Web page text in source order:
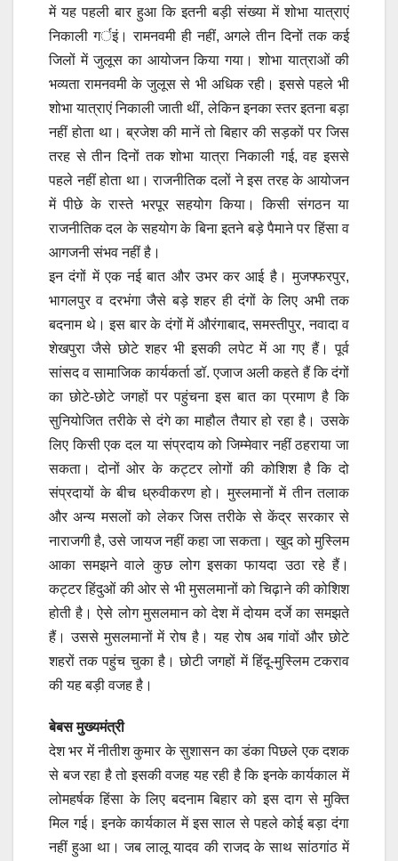
में यह पहली बार हुआ कि इतनी बड़ी संख्या में शोभा यात्राएं
निकाली गर्इं। रामनवमी ही नहीं, अगले तीन दिनों तक कई
जिलों में जुलूस का आयोजन किया गया। शोभा यात्राओं की
भव्यता रामनवमी के जुलूस से भी अधिक रही। इससे पहले भी
शोभा यात्राएं निकाली जाती थीं, लेकिन इनका स्तर इतना बड़ा
नहीं होता था। ब्रजेश की मानें तो बिहार की सड़कों पर जिस
तरह से तीन दिनों तक शोभा यात्रा निकाली गई, वह इससे
पहले नहीं होता था। राजनीतिक दलों ने इस तरह के आयोजन
में पीछे के रास्ते भरपूर सहयोग किया। किसी संगठन या
राजनीतिक दल के सहयोग के बिना इतने बड़े पैमाने पर हिंसा व
आगजनी संभव नहीं है।
इन दंगों में एक नई बात और उभर कर आई है। मुजफ्फरपुर,
भागलपुर व दरभंगा जैसे बड़े शहर ही दंगों के लिए अभी तक
बदनाम थे। इस बार के दंगों में औरंगाबाद, समस्तीपुर, नवादा व
शेखपुरा जैसे छोटे शहर भी इसकी लपेट में आ गए हैं। पूर्व
सांसद व सामाजिक कार्यकर्ता डॉ. एजाज अली कहते हैं कि दंगों
का छोटे-छोटे जगहों पर पहुंचना इस बात का प्रमाण है कि
सुनियोजित तरीके से दंगे का माहौल तैयार हो रहा है। उसके
लिए किसी एक दल या संप्रदाय को जिम्मेवार नहीं ठहराया जा
सकता। दोनों ओर के कट्टर लोगों की कोशिश है कि दो
संप्रदायों के बीच ध्रुवीकरण हो। मुस्लमानों में तीन तलाक
और अन्य मसलों को लेकर जिस तरीके से केंद्र सरकार से
नाराजगी है, उसे जायज नहीं कहा जा सकता। खुद को मुस्लिम
आका समझने वाले कुछ लोग इसका फायदा उठा रहे हैं।
कट्टर हिंदुओं की ओर से भी मुसलमानों को चिढ़ाने की कोशिश
होती है। ऐसे लोग मुसलमान को देश में दोयम दर्जे का समझते
हैं। उससे मुसलमानों में रोष है। यह रोष अब गांवों और छोटे
शहरों तक पहुंच चुका है। छोटी जगहों में हिंदू-मुस्लिम टकराव
की यह बड़ी वजह है।
बेबस मुख्यमंत्री
देश भर मेंं नीतीश कुमार के सुशासन का डंका पिछले एक दशक
से बज रहा है तो इसकी वजह यह रही है कि इनके कार्यकाल में
लोमहर्षक हिंसा के लिए बदनाम बिहार को इस दाग से मुक्ति
मिल गई। इनके कार्यकाल में इस साल से पहले कोई बड़ा दंगा
नहीं हुआ था। जब लालू यादव की राजद के साथ सांठगांठ में